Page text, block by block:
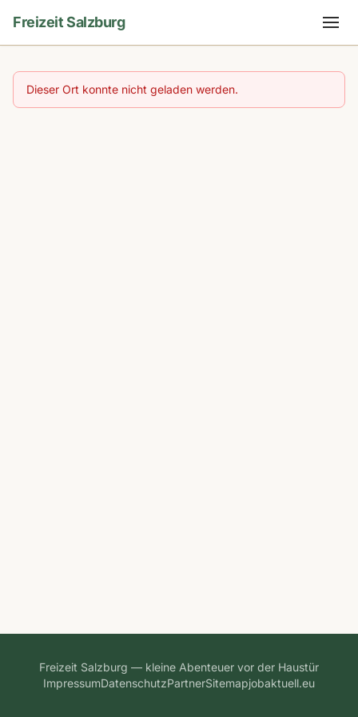
Freizeit Salzburg
Dieser Ort konnte nicht geladen werden.
Freizeit Salzburg — kleine Abenteuer vor der Haustür
ImpressumDatenschutzPartnerSitemapjobaktuell.eu